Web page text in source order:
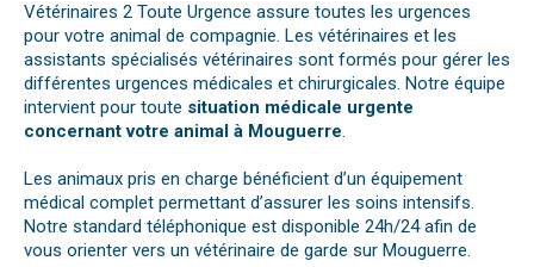
Vétérinaires 2 Toute Urgence assure toutes les urgences
pour votre animal de compagnie. Les vétérinaires et les
assistants spécialisés vétérinaires sont formés pour gérer les
différentes urgences médicales et chirurgicales. Notre équipe
intervient pour toute situation médicale urgente
concernant votre animal à Mouguerre.
Les animaux pris en charge bénéficient d’un équipement
médical complet permettant d’assurer les soins intensifs.
Notre standard téléphonique est disponible 24h/24 afin de
vous orienter vers un vétérinaire de garde sur Mouguerre.